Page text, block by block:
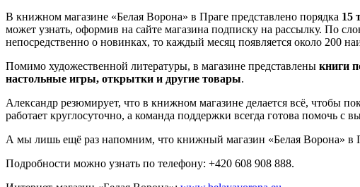
В книжном магазине «Белая Ворона» в Праге представлено порядка 15
может узнать, оформив на сайте магазина подписку на рассылку. По
непосредственно о новинках, то каждый месяц появляется около 200
Помимо художественной литературы, в магазине представлены книги
настольные игры, открытки и другие товары.
Александр резюмирует, что в книжном магазине делается всё, чтобы
работает круглосуточно, а команда поддержки всегда готова помочь
А мы лишь ещё раз напомним, что книжный магазин «Белая Ворона» в
Подробности можно узнать по телефону: +420 608 908 888.